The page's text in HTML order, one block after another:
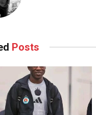
Posts